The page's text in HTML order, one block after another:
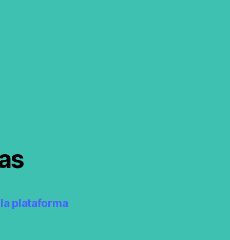
plataforma